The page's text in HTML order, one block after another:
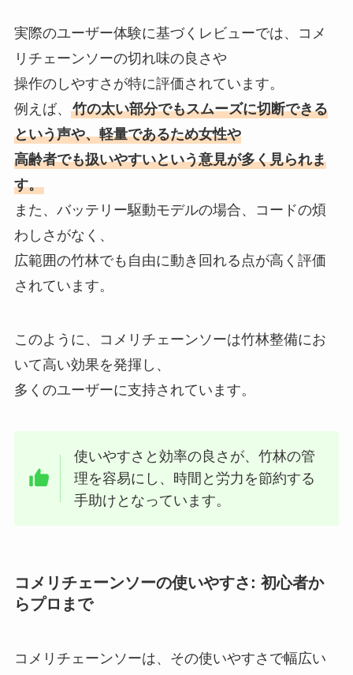
実際のユーザー体験に基づくレビューでは、コメ
リチェーンソーの切れ味の良さや
操作のしやすさが特に評価されています。
例えば、 竹の太い部分でもスムーズに切断できる
という声や、軽量であるため女性や
高齢者でも扱いやすいという意見が多く見られま
す。
また、バッテリー駆動モデルの場合、コードの煩
わしさがなく、
広範囲の竹林でも自由に動き回れる点が高く評価
されています。
このように、コメリチェーンソーは竹林整備にお
いて高い効果を発揮し、
多くのユーザーに支持されています。
使いやすさと効率の良さが、竹林の管
理を容易にし、時間と労力を節約する
手助けとなっています。
コメリチェーンソーの使いやすさ: 初心者か
らプロまで
コメリチェーンソーは、その使いやすさで幅広い